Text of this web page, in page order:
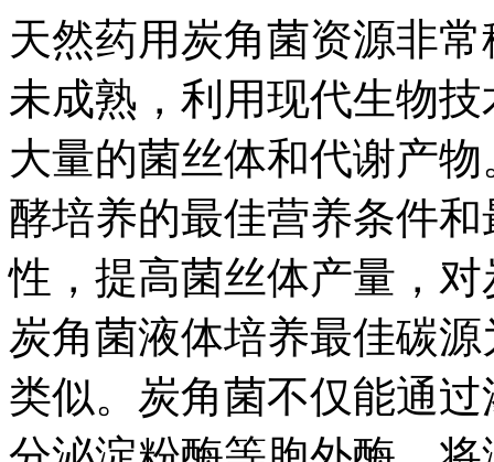
天然药用炭角菌资源非
未成熟，利用现代生物
大量的菌丝体和代谢产
酵培养的最佳营养条件
性，提高菌丝体产量，
炭角菌液体培养最佳碳
类似。炭角菌不仅能通